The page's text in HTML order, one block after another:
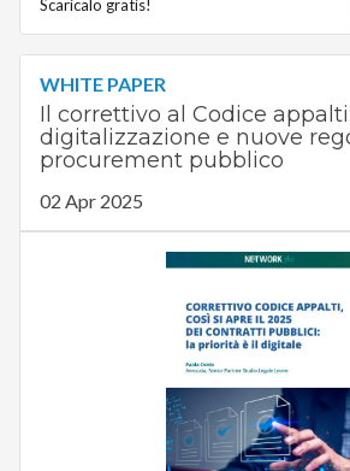
Scaricalo gratis!
WHITE PAPER
Il correttivo al Codice appalti:
digitalizzazione e nuove
procurement pubblico
02 Apr 2025